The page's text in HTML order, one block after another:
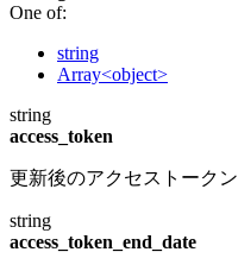
One of:
string
Array<object>
string
access_token
更新後のアクセストークン
string
access_token_end_date